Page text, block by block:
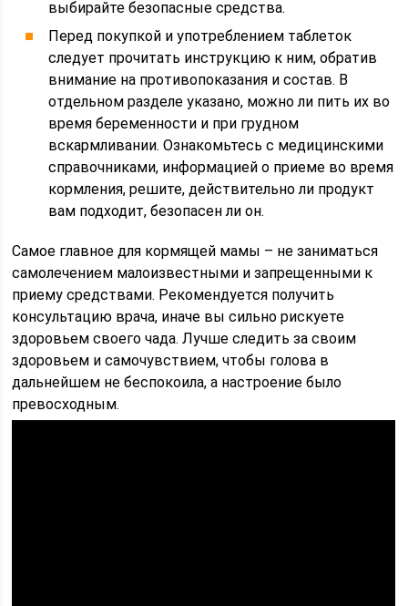
выбирайте безопасные средства.
Перед покупкой и употреблением таблеток
следует прочитать инструкцию к ним, обратив
внимание на противопоказания и состав. В
отдельном разделе указано, можно ли пить их во
время беременности и при грудном
вскармливании. Ознакомьтесь с медицинскими
справочниками, информацией о приеме во время
кормления, решите, действительно ли продукт
вам подходит, безопасен ли он.
Самое главное для кормящей мамы – не заниматься
самолечением малоизвестными и запрещенными к
приему средствами. Рекомендуется получить
консультацию врача, иначе вы сильно рискуете
здоровьем своего чада. Лучше следить за своим
здоровьем и самочувствием, чтобы голова в
дальнейшем не беспокоила, а настроение было
превосходным.